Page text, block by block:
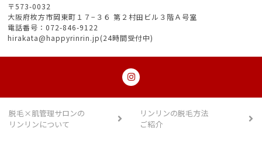
〒573-0032
大阪府枚方市岡東町１７−３６ 第２村田ビル３階Ａ号室
電話番号：072-846-9122
hirakata@happyrinrin.jp(24時間受付中)
脱毛×肌管理サロンの
リンリンについて
リンリンの脱毛方法
ご紹介